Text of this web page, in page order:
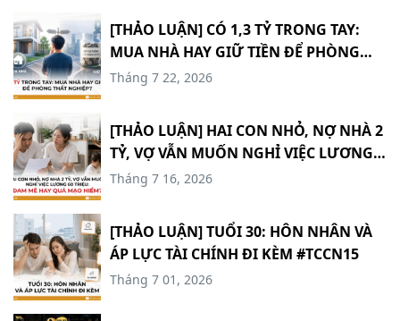
[THẢO LUẬN] CÓ 1,3 TỶ TRONG TAY:
MUA NHÀ HAY GIỮ TIỀN ĐỂ PHÒNG
Tháng 7 22, 2026
[THẢO LUẬN] HAI CON NHỎ, NỢ NHÀ 2
TỶ, VỢ VẪN MUỐN NGHỈ VIỆC LƯƠNG
60 TRIỆU: ĐAM MÊ HAY QUÁ MẠO
Tháng 7 16, 2026
[THẢO LUẬN] TUỔI 30: HÔN NHÂN VÀ
ÁP LỰC TÀI CHÍNH ĐI KÈM #TCCN15
Tháng 7 01, 2026